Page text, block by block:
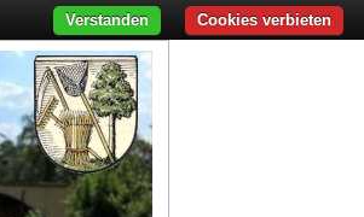
Cookies verbieten
Verstanden